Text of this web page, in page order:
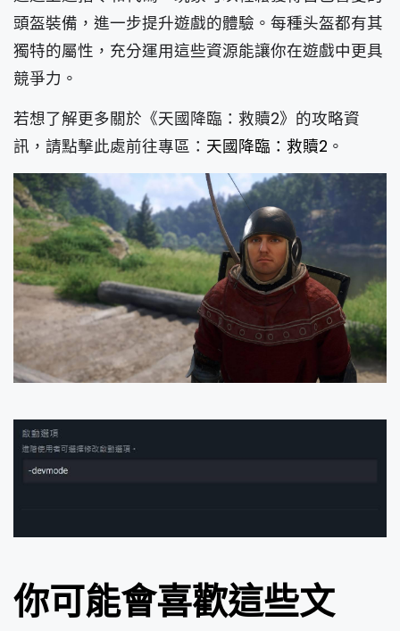
頭盔裝備，進一步提升遊戲的體驗。每種头盔都有其
獨特的屬性，充分運用這些資源能讓你在遊戲中更具
競爭力。
若想了解更多關於《天國降臨：救贖2》的攻略資
訊，請點擊此處前往專區： 天國降臨：救贖2 。
你可能會喜歡這些文